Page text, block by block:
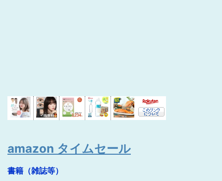
amazon タイムセール
書籍（雑誌等）